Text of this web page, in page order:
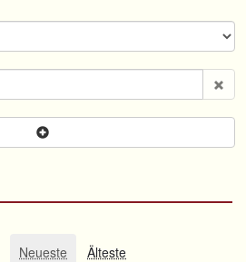
Neueste
Älteste